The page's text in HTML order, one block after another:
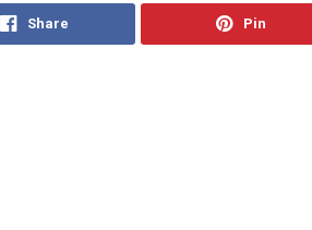
Share Pin